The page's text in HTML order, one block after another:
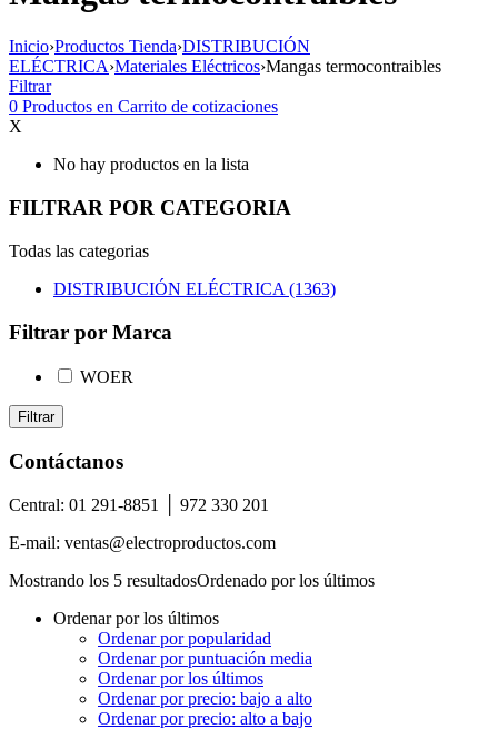
Inicio›Productos Tienda›DISTRIBUCIÓN
ELÉCTRICA›Materiales Eléctricos›Mangas termocontraibles
Filtrar
0 Productos en Carrito de cotizaciones
X
No hay productos en la lista
FILTRAR POR CATEGORIA
Todas las categorias
DISTRIBUCIÓN ELÉCTRICA (1363)
Filtrar por Marca
WOER
Filtrar
Contáctanos
Central: 01 291-8851 │ 972 330 201
E-mail: ventas@electroproductos.com
Mostrando los 5 resultadosOrdenado por los últimos
Ordenar por los últimos
Ordenar por popularidad
Ordenar por puntuación media
Ordenar por los últimos
Ordenar por precio: bajo a alto
Ordenar por precio: alto a bajo